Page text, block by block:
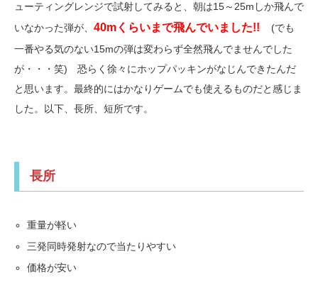
ューティングレンジで試射してみると、朝は15～25mしか飛んで
いなかった弾が、 40mくらいまで飛んでいました!! (でも
一番やる気のない15mの弾は変わらず全然飛んでませんでした
が・・・笑) 恐らく徐々にホップパッキンがなじんできたんだ
と思います。最終的にはかなりゲームでも使えるものだと感じま
した。以下、長所、短所です。
長所
重量が軽い
三発同時発射なので当たりやすい
価格が安い